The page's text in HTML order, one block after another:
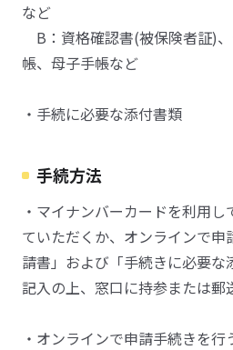
など
B：資格確認書(被保険者証)
帳、母子手帳など
・手続に必要な添付書類
手続方法
・マイナンバーカードを利用
ていただくか、オンラインで
請書」および「手続きに必要な
記入の上、窓口に持参または郵
・オンラインで申請手続きを